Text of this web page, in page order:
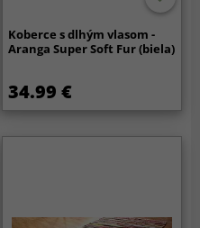
Koberce s dlhým vlasom -
Aranga Super Soft Fur (biela)
34.99 €